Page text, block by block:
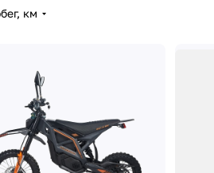
км